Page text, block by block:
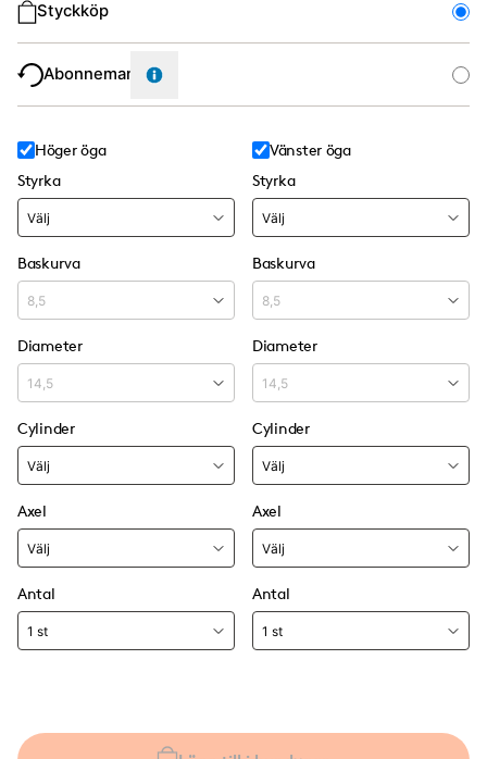
Styckköp
Abonnemang
Höger öga
Styrka
Baskurva
Diameter
Cylinder
Axel
Antal
Vänster öga
Styrka
Baskurva
Diameter
Cylinder
Axel
Antal